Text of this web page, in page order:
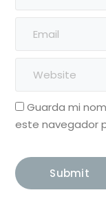
Guarda mi
este navegador